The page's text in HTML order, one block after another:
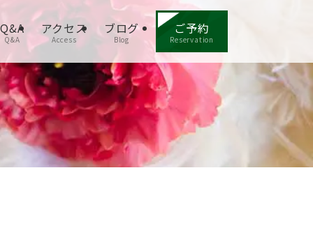
Q&A
Q&A
アクセス
Access
ブログ
Blog
ご予約
Reservation